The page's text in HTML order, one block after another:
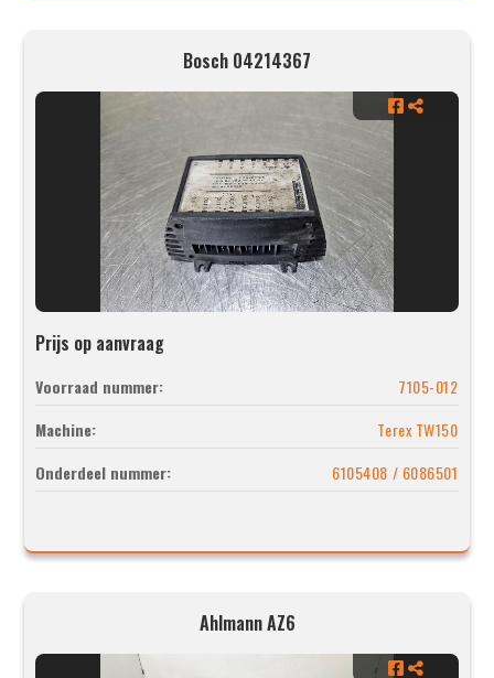
Bosch 04214367
Prijs op aanvraag
Voorraad nummer:
7105-012
Machine:
Terex TW150
Onderdeel nummer:
6105408 / 6086501
Ahlmann AZ6